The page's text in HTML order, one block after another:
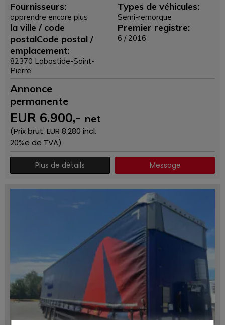
Fournisseurs:
apprendre encore plus
la ville / code
postalCode postal /
emplacement:
82370 Labastide-Saint-
Pierre
Types de véhicules:
Semi-remorque
Premier registre:
6 / 2016
Annonce
permanente
EUR 6.900,- net
(Prix ​​brut: EUR 8.280 incl.
20%e de TVA)
Plus de détails Message